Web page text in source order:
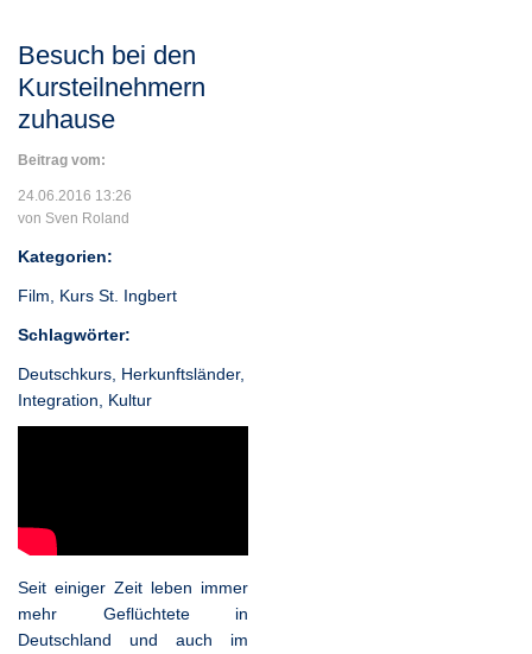
Besuch bei den
Kursteilnehmern
zuhause
Beitrag vom:
24.06.2016 13:26
von Sven Roland
Kategorien:
Film, Kurs St. Ingbert
Schlagwörter:
Deutschkurs, Herkunftsländer,
Integration, Kultur
Seit einiger Zeit leben immer
mehr Geflüchtete in
Deutschland und auch im